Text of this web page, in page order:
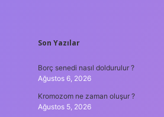
SIDEBAR
Son Yazılar
Borç senedi nasıl doldurulur ?
Ağustos 6, 2026
Kromozom ne zaman oluşur ?
Ağustos 5, 2026